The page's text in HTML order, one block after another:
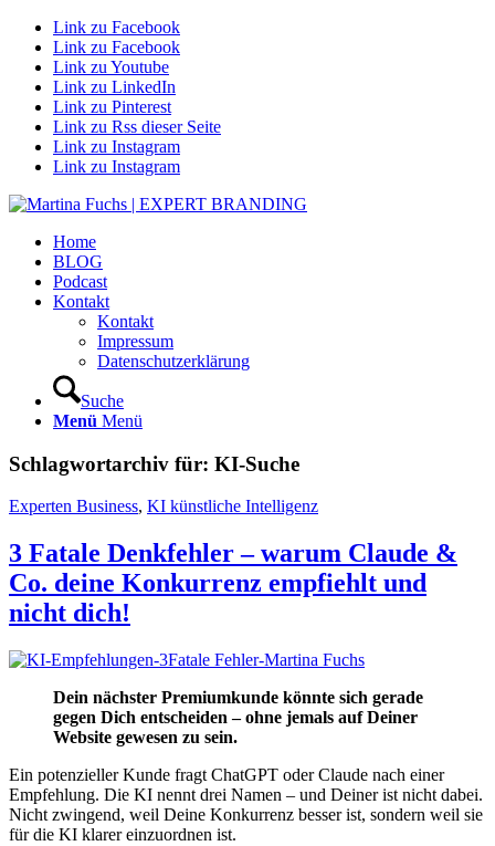
Link zu Facebook
Link zu Facebook
Link zu Youtube
Link zu LinkedIn
Link zu Pinterest
Link zu Rss dieser Seite
Link zu Instagram
Link zu Instagram
Home
BLOG
Podcast
Kontakt
Kontakt
Impressum
Datenschutzerklärung
Suche
Menü Menü
Schlagwortarchiv für: KI-Suche
Experten Business, KI künstliche Intelligenz
3 Fatale Denkfehler – warum Claude &
Co. deine Konkurrenz empfiehlt und
nicht dich!
Dein nächster Premiumkunde könnte sich gerade
gegen Dich entscheiden – ohne jemals auf Deiner
Website gewesen zu sein.
Ein potenzieller Kunde fragt ChatGPT oder Claude nach einer
Empfehlung. Die KI nennt drei Namen – und Deiner ist nicht dabei.
Nicht zwingend, weil Deine Konkurrenz besser ist, sondern weil sie
für die KI klarer einzuordnen ist.